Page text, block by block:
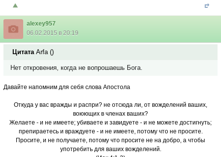
alexey957
06.02.2015 в 20:19
Цитата Arfa()
Нет откровения, когда не вопрошаешь Бога.
Давайте напомним для себя слова Апостола
Откуда у вас вражды и распри? не отсюда ли, от вожделений ваших,
воюющих в членах ваших?
Желаете - и не имеете; убиваете и завидуете - и не можете достигнуть;
препираетесь и враждуете - и не имеете, потому что не просите.
Просите, и не получаете, потому что просите не на добро, а чтобы
употребить для ваших вожделений.